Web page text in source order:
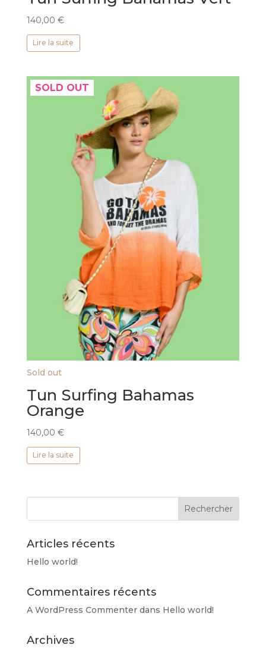
140,00 €
Lire la suite
SOLD OUT
Sold out
Tun Surfing Bahamas
Orange
140,00 €
Lire la suite
Articles récents
Hello world!
Commentaires récents
A WordPress Commenterdans Hello world!
Archives